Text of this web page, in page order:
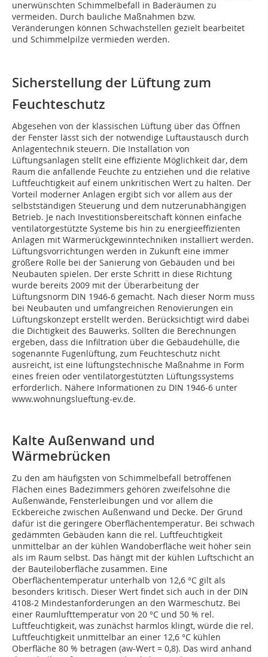
unerwünschten Schimmelbefall in Baderäumen zu
vermeiden. Durch bauliche Maßnahmen bzw.
Veränderungen können Schwachstellen gezielt bearbeitet
und Schimmelpilze vermieden werden.
Sicherstellung der Lüftung zum
Feuchteschutz
Abgesehen von der klassischen Lüftung über das Öffnen
der Fenster lässt sich der notwendige Luftaustausch durch
Anlagentechnik steuern. Die Installation von
Lüftungsanlagen stellt eine effiziente Möglichkeit dar, dem
Raum die anfallende Feuchte zu entziehen und die relative
Luftfeuchtigkeit auf einem unkritischen Wert zu halten. Der
Vorteil moderner Anlagen ergibt sich vor allem aus der
selbstständigen Steuerung und dem nutzerunabhängigen
Betrieb. Je nach Investitionsbereitschaft können einfache
ventilatorgestützte Systeme bis hin zu energieeffizienten
Anlagen mit Wärmerückgewinntechniken ins­talliert werden.
Lüftungsvorrichtungen werden in Zukunft eine immer
größere Rolle bei der Sanierung von Gebäuden und bei
Neubauten spielen. Der erste Schritt in diese Richtung
wurde bereits 2009 mit der Überarbeitung der
Lüftungsnorm DIN 1946-6 ge­­macht. Nach dieser Norm muss
bei Neubauten und umfangreichen Renovierungen ein
Lüftungskonzept erstellt werden. Berücksichtigt wird dabei
die Dichtigkeit des Bauwerks. Sollten die Berechnungen
ergeben, dass die Infiltration über die Gebäudehülle, die
sogenannte Fugenlüftung, zum Feuchteschutz nicht
ausreicht, ist eine lüftungstechnische Maßnahme in Form
eines freien oder ventilatorgestützten Lüftungssystems
erforderlich. Nähere Informationen zu DIN 1946-6 unter
www.wohnungslueftung-ev.de.
Kalte Außenwand und
Wärmebrücken
Zu den am häufigsten von Schimmelbefall betroffenen
Flächen eines Badezimmers gehören zweifelsohne die
Außenwände, Fensterleibungen und vor allem die
Eckbereiche zwischen Außenwand und Decke. Der Grund
dafür ist die geringere Oberflächentemperatur. Bei schwach
gedämmten Gebäuden kann die rel. Luftfeuchtigkeit
unmittelbar an der kühlen Wandoberfläche weit höher sein
als im Raum selbst. Das hängt mit der kühlen Luftschicht an
der Bauteiloberfläche zusammen. Eine
Oberflächentemperatur unterhalb von 12,6 °C gilt als
besonders kritisch. Dieser Wert findet sich auch in der DIN
4108-2 Mindestanforderungen an den Wärmeschutz. Bei
einer Raumlufttemperatur von 20 °C und 50 % rel.
Luftfeuchtigkeit, was zunächst harmlos klingt, würde die rel.
Luftfeuchtigkeit unmittelbar an einer 12,6 °C kühlen
Oberfläche 80 % betragen (aw-Wert = 0,8). Das wird anhand